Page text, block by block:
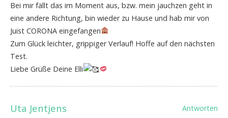
Bei mir fällt das im Moment aus, bzw. mein jauchzen geht in
eine andere Richtung, bin wieder zu Hause und hab mir von
Juist CORONA eingefangen
Zum Glück leichter, grippiger Verlauf! Hoffe auf den nächsten
Test.
Liebe Grüße Deine Elli
Uta Jentjens
Antworten